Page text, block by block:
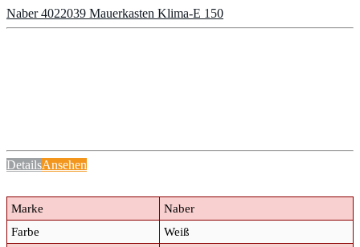
Naber 4022039 Mauerkasten Klima-E 150
DetailsAnsehen
Marke
Naber
Farbe
Weiß